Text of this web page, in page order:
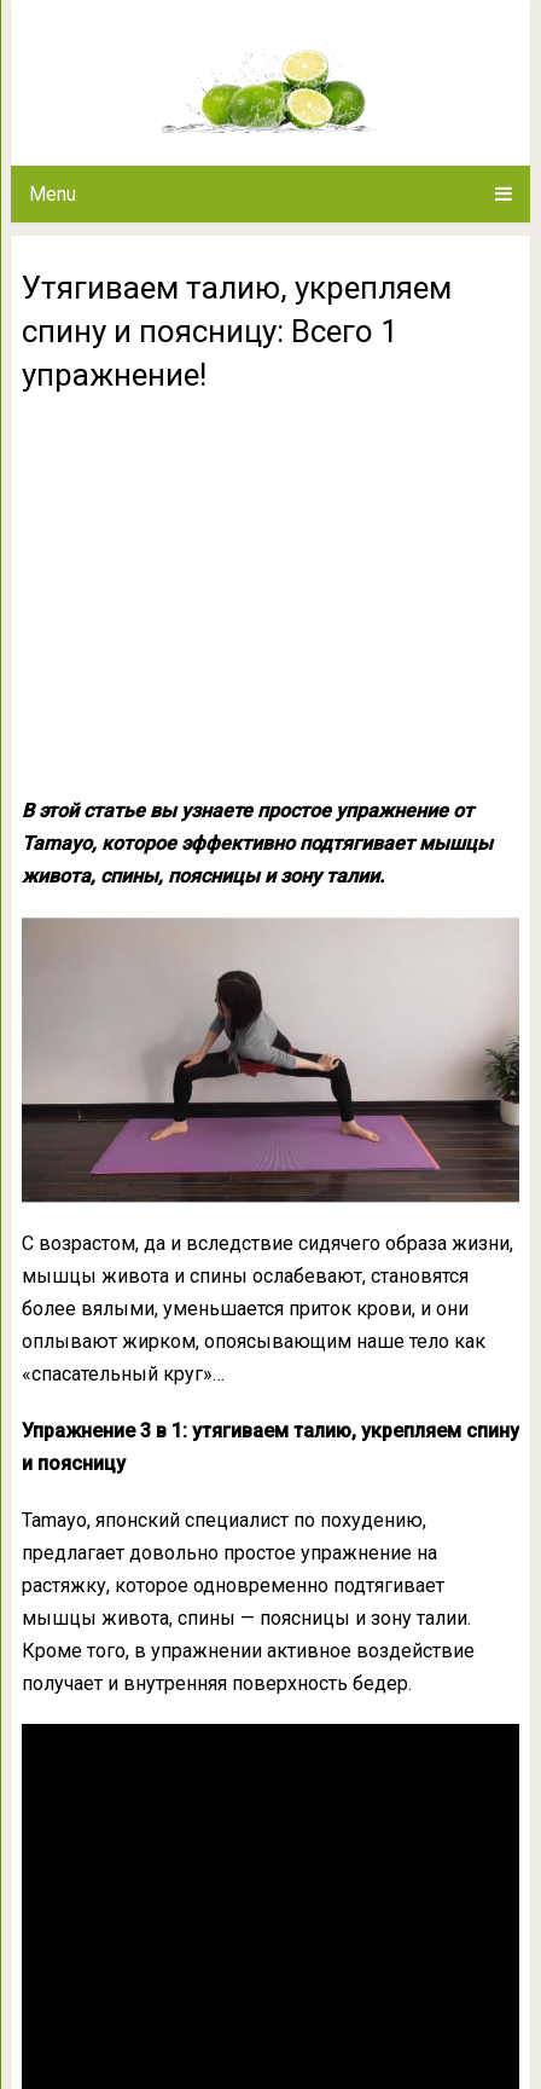
Menu
Утягиваем талию, укрепляем
спину и поясницу: Всего 1
упражнение!
В этой статье вы узнаете простое упражнение от
Tamayo, которое эффективно подтягивает мышцы
живота, спины, поясницы и зону талии.
С возрастом, да и вследствие сидячего образа жизни,
мышцы живота и спины ослабевают, становятся
более вялыми, уменьшается приток крови, и они
оплывают жирком, опоясывающим наше тело как
«спасательный круг»…
Упражнение 3 в 1: утягиваем талию, укрепляем спину
и поясницу
Tamayo, японский специалист по похудению,
предлагает довольно простое упражнение на
растяжку, которое одновременно подтягивает
мышцы живота, спины — поясницы и зону талии.
Кроме того, в упражнении активное воздействие
получает и внутренняя поверхность бедер.